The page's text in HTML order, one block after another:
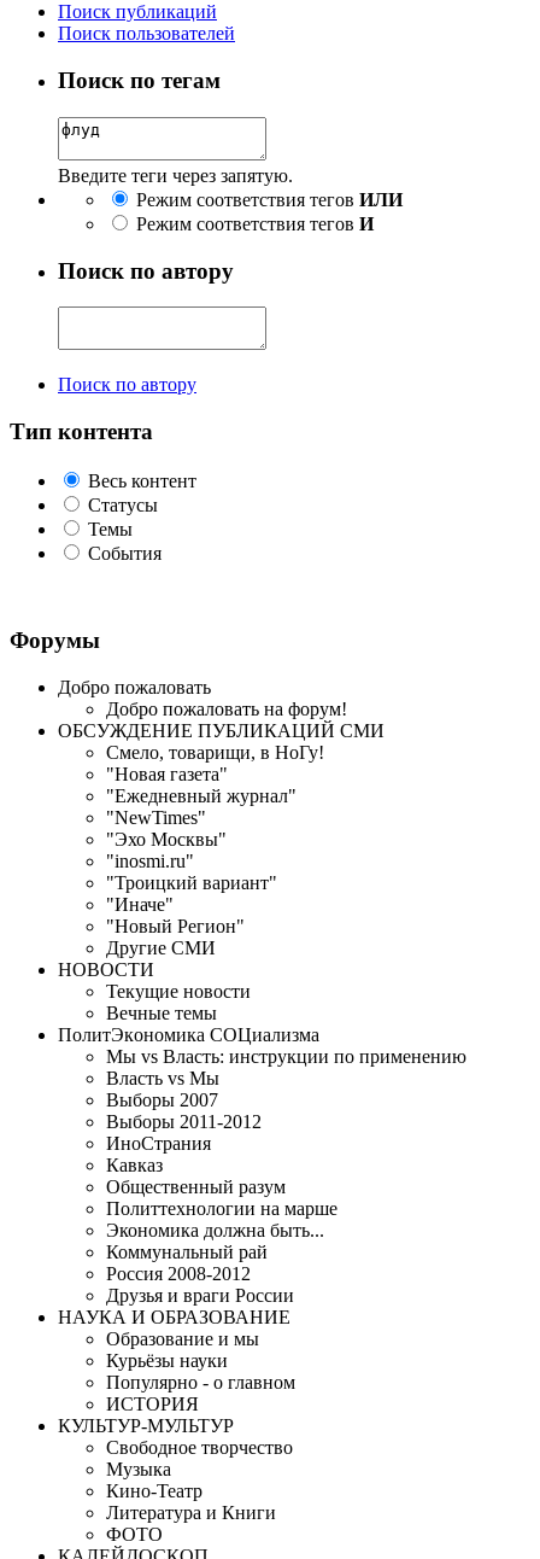
Поиск публикаций
Поиск пользователей
Поиск по тегам
Введите теги через запятую.
Режим соответствия тегов ИЛИ
Режим соответствия тегов И
Поиск по автору
Поиск по автору
Тип контента
Весь контент
Статусы
Темы
События
Форумы
Добро пожаловать
Добро пожаловать на форум!
ОБСУЖДЕНИЕ ПУБЛИКАЦИЙ CМИ
Смело, товарищи, в НоГу!
"Новая газета"
"Ежедневный журнал"
"NewTimes"
"Эхо Москвы"
"inosmi.ru"
"Троицкий вариант"
"Иначе"
"Новый Регион"
Другие СМИ
НОВОСТИ
Текущие новости
Вечные темы
ПoлитЭкoнoмика СOЦиализма
Мы vs Власть: инструкции пo применению
Власть vs Мы
Выборы 2007
Выборы 2011-2012
ИноСтрания
Кавказ
Общественный разум
Политтехнологии на марше
Экономика должна быть...
Коммунальный рай
Рoссия 2008-2012
Друзья и враги Рoссии
НАУКА И ОБРАЗОВАНИЕ
Образование и мы
Курьёзы науки
Популярно - о главном
ИСТОРИЯ
КУЛЬТУР-МУЛЬТУР
Свободное творчество
Музыка
Кино-Театр
Литература и Книги
ФОТО